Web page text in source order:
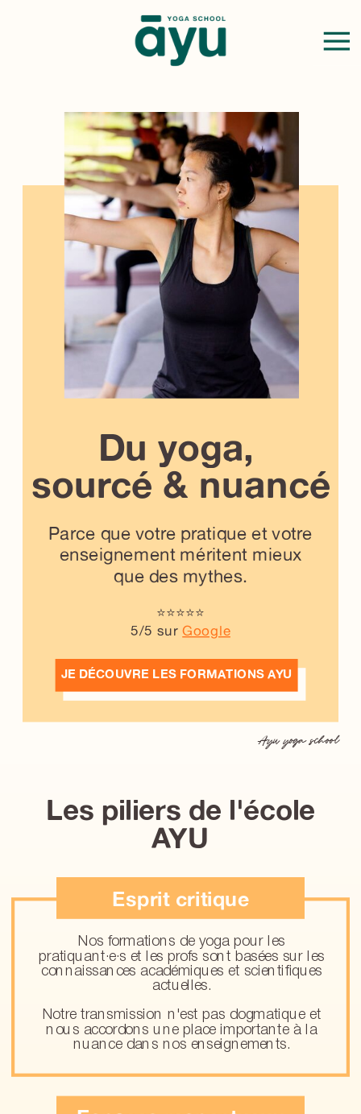
Ayu yoga school
Du yoga,
sourcé & nuancé
Parce que votre pratique et votre
enseignement méritent mieux
que des mythes.
⭐️⭐️⭐️⭐️⭐️
5/5 surGoogle
JE DÉCOUVRE LES FORMATIONS AYU
Les piliers de l'école
AYU
Esprit critique
Nos formations de yoga pour les
pratiquant·e·s et les profs sont basées sur les
connaissances académiques et scientifiques
actuelles.
Notre transmission n'est pas dogmatique et
nous accordons une place importante à la
nuance dans nos enseignements.